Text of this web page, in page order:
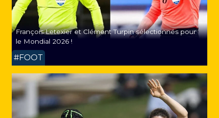
François Letexier et Clément Turpin sélectionnés pour
le Mondial 2026 !
#FOOT